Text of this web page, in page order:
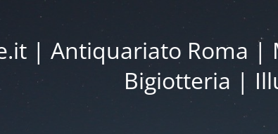
| Antiquariato Roma
Bigiotteria |